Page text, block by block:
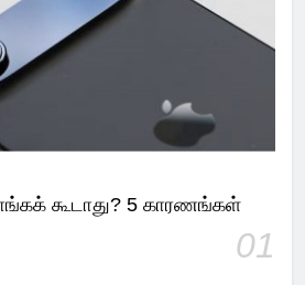
கூடாது? 5 காரணங்கள்
01